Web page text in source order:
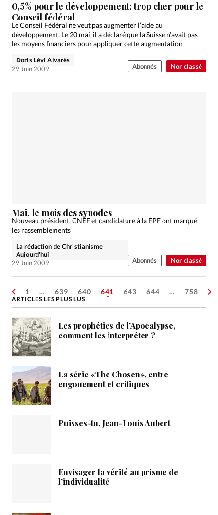
Non classé
0,5% pour le développement: trop cher pour le
Conseil fédéral
Le Conseil Fédéral ne veut pas augmenter l’aide au
développement. Le 20 mai, il a déclaré que la Suisse n’avait pas
les moyens financiers pour appliquer cette augmentation
Doris Lévi Alvarès
29 Juin 2009
Abonnés
Non classé
Mai, le mois des synodes
Nouveau président, CNEF et candidature à la FPF ont marqué
les rassemblements
La rédaction de Christianisme
Aujourd'hui
29 Juin 2009
Abonnés
1 … 639 640 641 643 644 … 758
ARTICLES LES PLUS LUS
Les prophéties de l’Apocalypse,
comment les interpréter ?
La série «The Chosen», entre
engouement et critiques
Puisses-tu, Jean-Louis Aubert
Envisager la vérité au prisme de
l’individualité